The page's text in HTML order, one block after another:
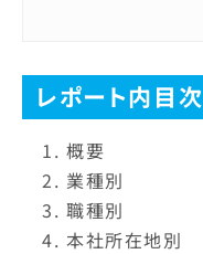
レポート内目次
概要
業種別
職種別
本社所在地別